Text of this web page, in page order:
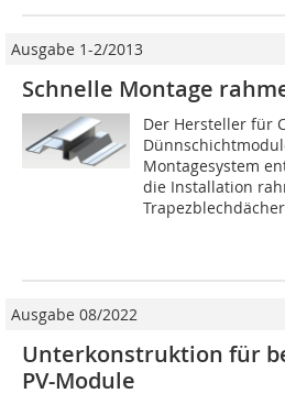
Ausgabe 1-2/2013
Schnelle Montage
Der Hersteller für
Montagesystem
die Installation
Ausgabe 08/2022
Unterkonstruktion für
PV-Module